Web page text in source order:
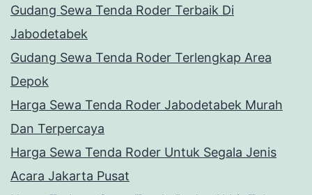
Gudang Sewa Tenda Roder Terbaik Di
Jabodetabek
Gudang Sewa Tenda Roder Terlengkap Area
Depok
Harga Sewa Tenda Roder Jabodetabek Murah
Dan Terpercaya
Harga Sewa Tenda Roder Untuk Segala Jenis
Acara Jakarta Pusat